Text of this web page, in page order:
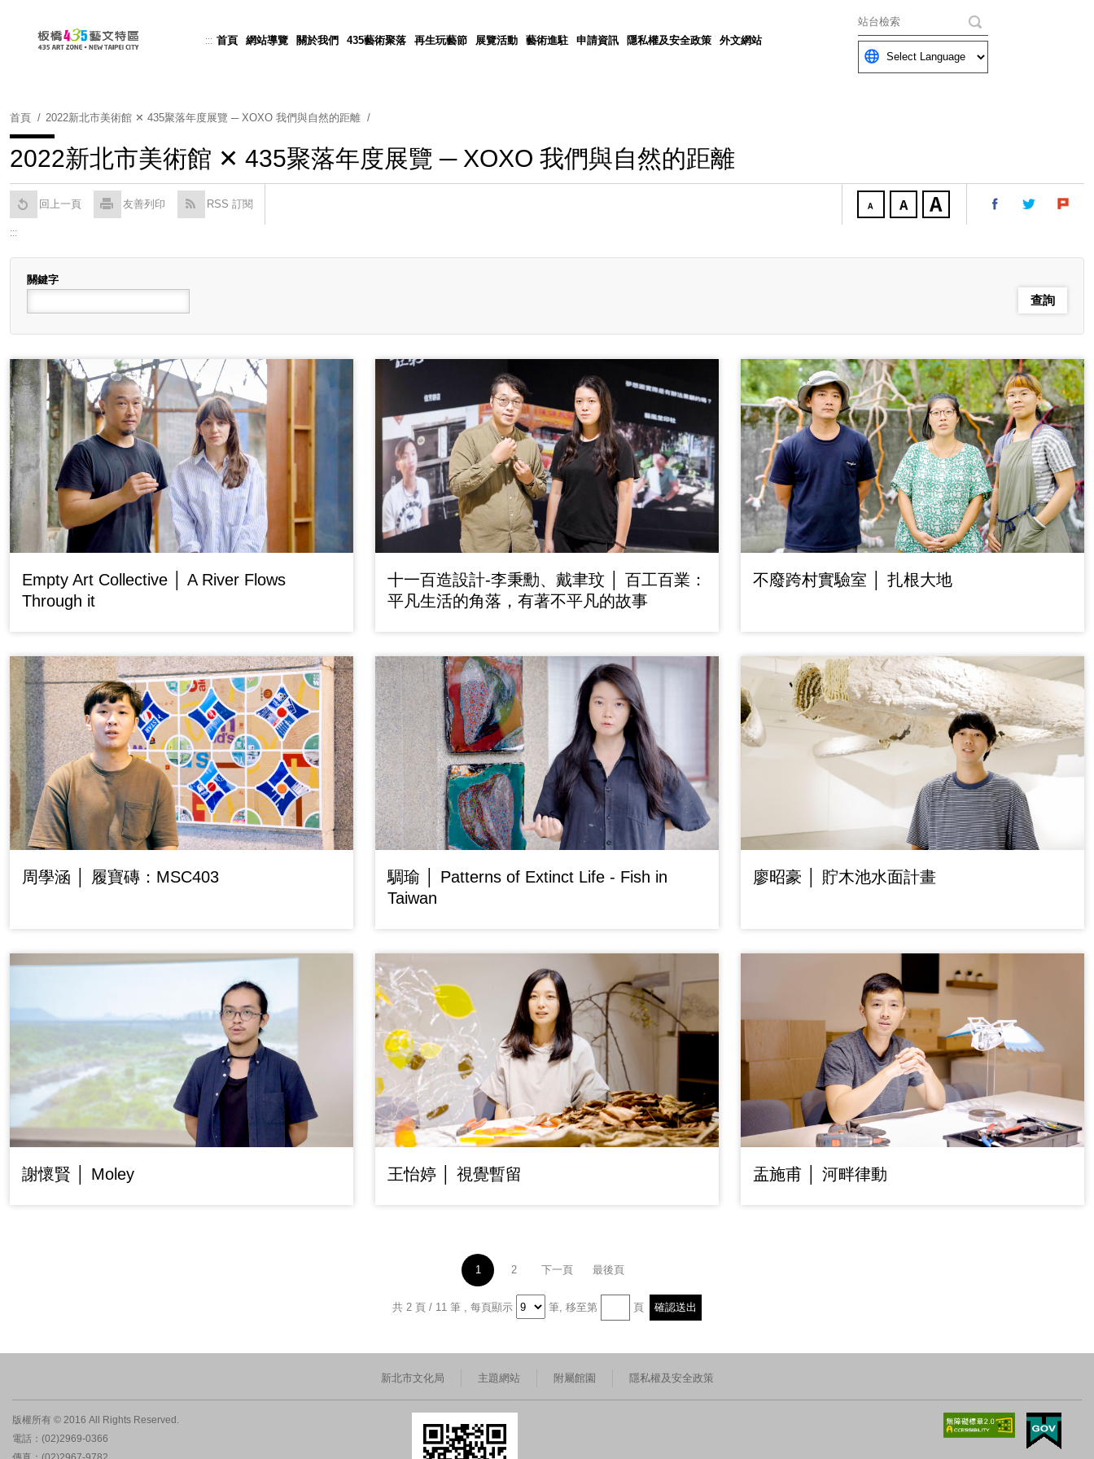
::: 首頁 網站導覽 關於我們 435藝術聚落 再生玩藝節 展覽活動 藝術進駐 申請資訊 隱私權及安全政策 外文網站
關鍵字
Powered by
首頁 2022新北市美術館 ✕ 435聚落年度展覽 ─ XOXO 我們與自然的距離
2022新北市美術館 ✕ 435聚落年度展覽 ─ XOXO 我們與自然的距離
回上一頁 友善列印 RSS 訂閱
:::
關鍵字
Empty Art Collective │ A River Flows
Through it
十一百造設計-李秉勳、戴聿玟 │ 百工百業：
平凡生活的角落，有著不平凡的故事
不廢跨村實驗室 │ 扎根大地
周學涵 │ 履寶磚：MSC403
騆瑜 │ Patterns of Extinct Life - Fish in
Taiwan
廖昭豪 │ 貯木池水面計畫
謝懷賢 │ Moley 王怡婷 │ 視覺暫留 盂施甫 │ 河畔律動
1 2 下一頁 最後頁
共 2 頁 / 11 筆 , 每頁顯示 筆, 移至第 頁
新北市文化局 主題網站 附屬館園 隱私權及安全政策
版權所有 © 2016 All Rights Reserved.
電話：(02)2969-0366